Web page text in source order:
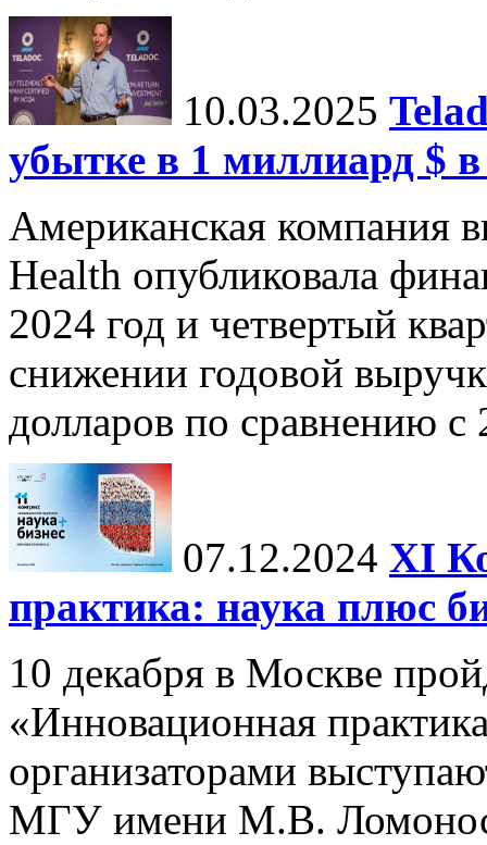
10.03.2025
убытке в 1 миллиард $ в
Американская компания
Health опубликовала
2024 год и четвертый
снижении годовой
долларов по сравнению с
07.12.2024 ХI
практика: наука плюс
10 декабря в Москве
«Инновационная
организаторами
МГУ имени М.В.